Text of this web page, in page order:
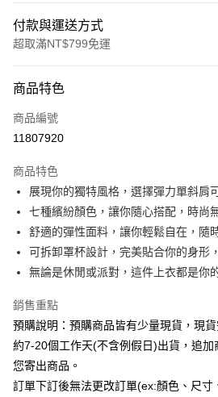
付款與運送方式
超取滿NT$799免運
信用卡一次付款
超商取貨付款
Apple Pay
街口支付
悠遊付
Google Pay
全支付
【關於「AFTEE先享後付」】
AFTEE先享後付是「在收到商品之後才付款
ATM付款
商品特色
商品編號
11807920
商品特色
展現你的獨特風格，選擇彈力單斜肩
七種繽紛顏色，讓你隨心搭配，時尚
舒適的彈性面料，讓你輕鬆自在，隨
可拆卸罩杯設計，完美貼合你的身形
無論是休閒或派對，這件上衣都是你
銷售重點
預購說明：預購商品皆有少量現貨，現
約7-20個工作天(不含例假日)出貨，追加
您寄出商品。
訂單下訂後無法更改訂單(ex:顏色、尺寸